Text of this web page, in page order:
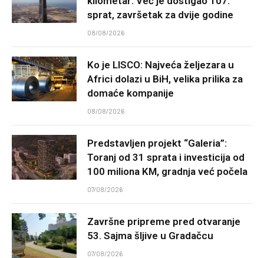
sprat, završetak za dvije godine
08/08/2026
Ko je LISCO: Najveća željezara u
Africi dolazi u BiH, velika prilika za
domaće kompanije
08/08/2026
Predstavljen projekt “Galeria”:
Toranj od 31 sprata i investicija od
100 miliona KM, gradnja već počela
07/08/2026
Završne pripreme pred otvaranje
53. Sajma šljive u Gradačcu
07/08/2026